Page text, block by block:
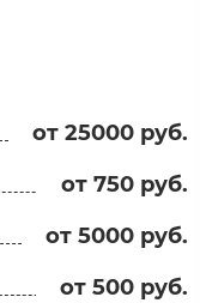
от 25000 руб.
от 750 руб.
от 5000 руб.
от 500 руб.